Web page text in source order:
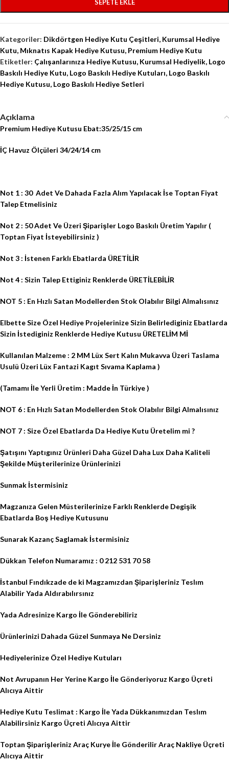
SEPETE EKLE
Kategoriler: Dikdörtgen Hediye Kutu Çeşitleri, Kurumsal Hediye
Kutu, Mıknatıs Kapak Hediye Kutusu, Premium Hediye Kutu
Etiketler: Çalışanlarınıza Hediye Kutusu, Kurumsal Hediyelik, Logo
Baskılı Hediye Kutu, Logo Baskılı Hediye Kutuları, Logo Baskılı
Hediye Kutusu, Logo Baskılı Hediye Setleri
Açıklama
Premium Hediye Kutusu Ebat:35/25/15 cm
İÇ Havuz Ölçüleri 34/24/14 cm
Not 1 : 30 Adet Ve Dahada Fazla Alım Yapılacak İse Toptan Fiyat
Talep Etmelisiniz
Not 2 : 50 Adet Ve Üzeri Şiparişler Logo Baskılı Üretim Yapılır (
Toptan Fiyat İsteyebilirsiniz )
Not 3 : İstenen Farklı Ebatlarda ÜRETİLİR
Not 4 : Sizin Talep Ettiginiz Renklerde ÜRETİLEBİLİR
NOT 5 : En Hızlı Satan Modellerden Stok Olabılır Bilgi Almalısınız
Elbette Size Özel Hediye Projelerinize Sizin Belirlediginiz Ebatlarda
Sizin İstediginiz Renklerde Hediye Kutusu ÜRETELİM Mİ
Kullanılan Malzeme : 2 MM Lüx Sert Kalın Mukavva Üzeri Taslama
Usulü Üzeri Lüx Fantazi Kagıt Sıvama Kaplama )
(Tamamı İle Yerli Üretim : Madde İn Türkiye )
NOT 6 : En Hızlı Satan Modellerden Stok Olabılır Bilgi Almalısınız
NOT 7 : Size Özel Ebatlarda Da Hediye Kutu Üretelim mi ?
Şatışını Yaptıgınız Ürünleri Daha Güzel Daha Lux Daha Kaliteli
Şekilde Müşterilerinize Ürünlerinizi
Sunmak İstermisiniz
Magzanıza Gelen Müsterilerinize Farklı Renklerde Degişik
Ebatlarda Boş Hediye Kutusunu
Sunarak Kazanç Saglamak İstermisiniz
Dükkan Telefon Numaramız : 0 212 531 70 58
İstanbul Fındıkzade de ki Magzamızdan Şiparişleriniz Teslım
Alabilir Yada Aldırabılırsınız
Yada Adresinize Kargo İle Gönderebiliriz
Ürünlerinizi Dahada Güzel Sunmaya Ne Dersiniz
Hediyelerinize Özel Hediye Kutuları
Not Avrupanın Her Yerine Kargo İle Gönderiyoruz Kargo Üçreti
Alıcıya Aittir
Hediye Kutu Teslimat : Kargo İle Yada Dükkanımızdan Teslım
Alabilirsiniz Kargo Üçreti Alıcıya Aittir
Toptan Şiparişleriniz Araç Kurye İle Gönderilir Araç Nakliye Üçreti
Alıcıya Aittir